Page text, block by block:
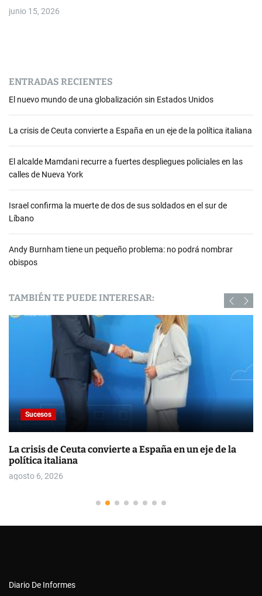
junio 15, 2026
ENTRADAS RECIENTES
El nuevo mundo de una globalización sin Estados Unidos
La crisis de Ceuta convierte a España en un eje de la política italiana
El alcalde Mamdani recurre a fuertes despliegues policiales en las
calles de Nueva York
Israel confirma la muerte de dos de sus soldados en el sur de
Líbano
Andy Burnham tiene un pequeño problema: no podrá nombrar
obispos
TAMBIÉN TE PUEDE INTERESAR:
Sucesos
La crisis de Ceuta convierte a España en un eje de la
política italiana
agosto 6, 2026
Diario De Informes